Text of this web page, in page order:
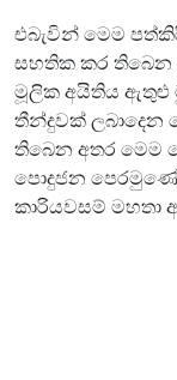
එබැවින් මෙම
සහතික කර තිබෙන
මූලික අයිතිය ඇතුළු
තීන්දුවක් ලබාදෙන
තිබෙන අතර මෙම
පොදුජන පෙරමුණේ
කාරියවසම් මහතා